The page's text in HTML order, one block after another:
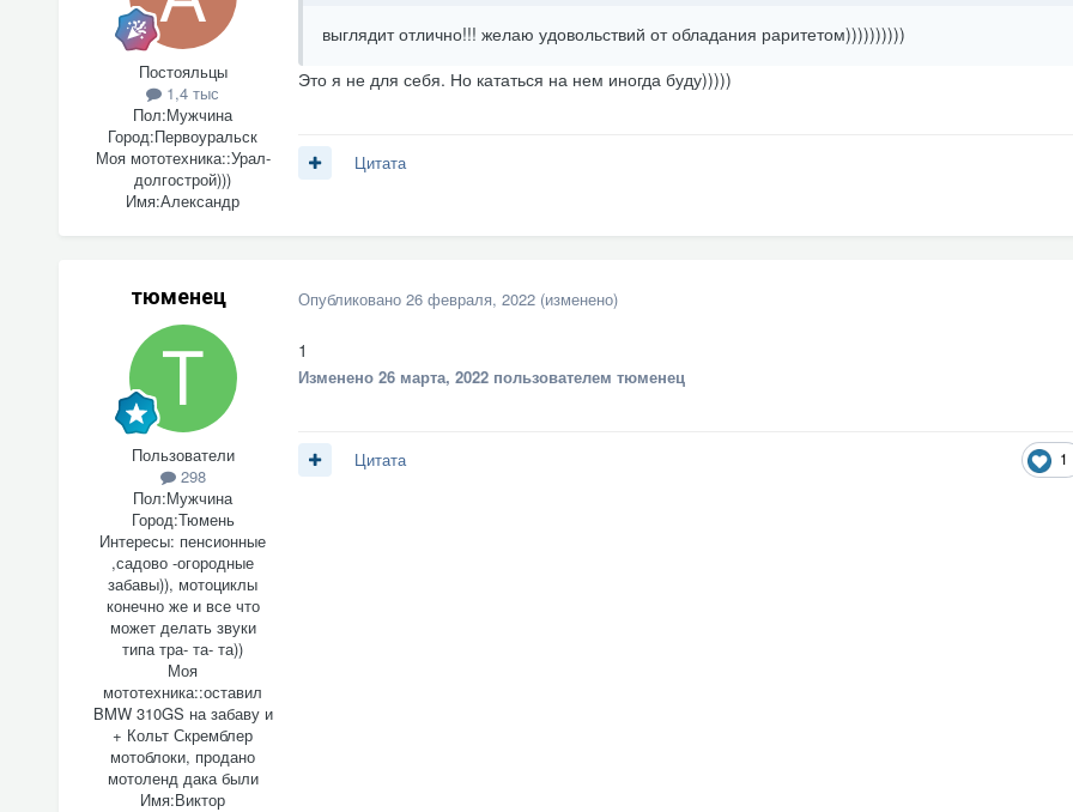
Постояльцы
1,4 тыс
Пол:Мужчина
Город:Первоуральск
Моя мототехника::Урал-
долгострой)))
Имя:Александр
выглядит отлично!!! желаю удовольствий от обладания раритетом))))))))))
Это я не для себя. Но кататься на нем иногда буду)))))
Цитата
тюменец
Пользователи
298
Пол:Мужчина
Город:Тюмень
Интересы: пенсионные
,садово -огородные
забавы)), мотоциклы
конечно же и все что
может делать звуки
типа тра- та- та))
Моя
мототехника::оставил
BMW 310GS на забаву и
+ Кольт Скремблер
мотоблоки, продано
мотоленд дака были
Имя:Виктор
Опубликовано 26 февраля, 2022 (изменено)
1
Изменено 26 марта, 2022пользователем тюменец
1
Цитата